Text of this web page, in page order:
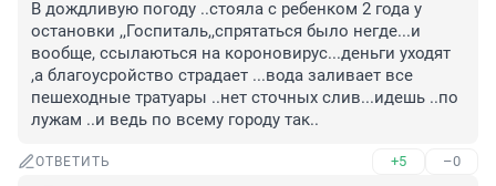
В дождливую погоду ..стояла с ребенком 2 года у
остановки ,,Госпиталь,,спрятаться было негде...и
вообще, ссылаються на короновирус...деньги уходят
,а благоусройство страдает ...вода заливает все
пешеходные тратуары ..нет сточных слив...идешь ..по
лужам ..и ведь по всему городу так..
ОТВЕТИТЬ +5 –0